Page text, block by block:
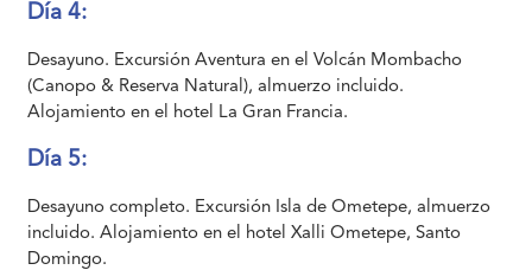
Día 4:
Desayuno. Excursión Aventura en el Volcán Mombacho
(Canopo & Reserva Natural), almuerzo incluido.
Alojamiento en el hotel La Gran Francia.
Día 5:
Desayuno completo. Excursión Isla de Ometepe, almuerzo
incluido. Alojamiento en el hotel Xalli Ometepe, Santo
Domingo.